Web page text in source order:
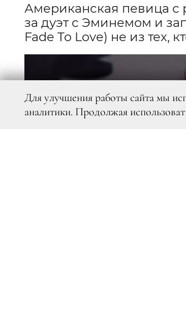
Американская певица с
за дуэт с Эминемом и
Fade To Love) не из тех,
Для улучшения работы сайта мы
аналитики. Продолжая